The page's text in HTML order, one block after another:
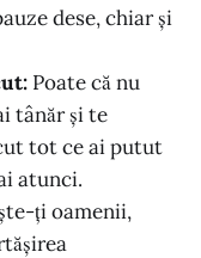
dese, chiar și
Poate că nu
tânăr și te
tot ce ai putut
atunci.
ți oamenii,